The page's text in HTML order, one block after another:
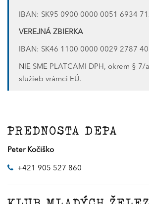
IBAN: SK95 0900 0000 0051 6934
VEREJNÁ ZBIERKA
IBAN: SK46 1100 0000 0029 2787
NIE SME PLATCAMI DPH, okrem § 7/
služieb vrámci EÚ.
PREDNOSTA DEPA
Peter Kočiško
+421 905 527 860